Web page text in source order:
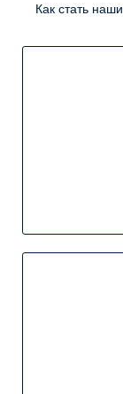
Как стать